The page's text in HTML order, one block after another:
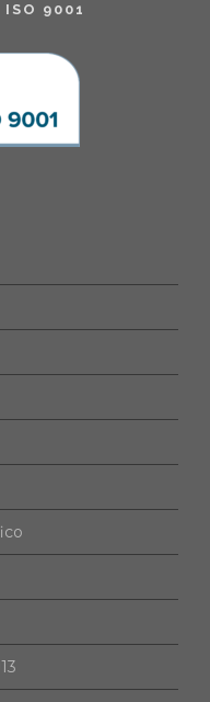
ISO 9001